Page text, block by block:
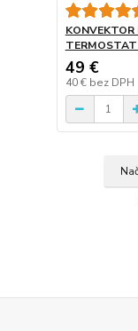
KONVEKTOR
49 €
40 € bez DPH